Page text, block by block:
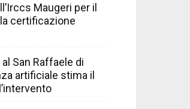
Maugeri per il
certificazione
San Raffaele di
artificiale stima il